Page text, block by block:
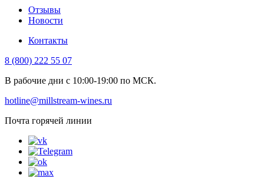
Отзывы
Новости
Контакты
8 (800) 222 55 07
В рабочие дни с 10:00-19:00 по МСК.
hotline@millstream-wines.ru
Почта горячей линии